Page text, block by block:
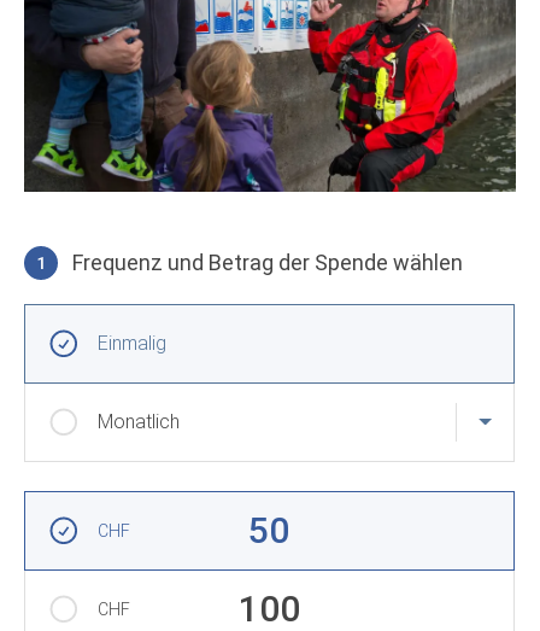
1 Frequenz und Betrag der Spende wählen
Einmalig
Monatlich
CHF 50
CHF 100